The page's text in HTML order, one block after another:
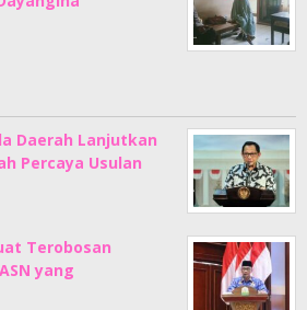
Daerah Lanjutkan
Percaya Usulan
Terobosan
yang